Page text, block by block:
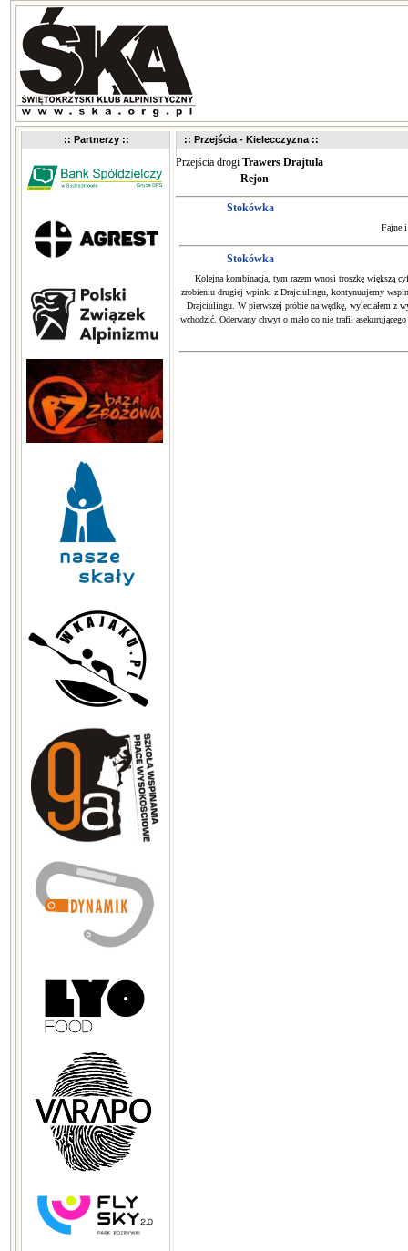
:: Partnerzy :: :: Przejścia - Kielecczyzna ::
Przejścia drogi Trawers Drajtula
Rejon
Stokówka
Fajne
Stokówka
Kolejna kombinacja, tym razem wnosi troszkę większą
zrobieniu drugiej wpinki z Drajciulingu, kontynuujemy
Drajciulingu. W pierwszej próbie na wędkę, wyleciałem z
wchodzić. Oderwany chwyt o mało co nie trafił